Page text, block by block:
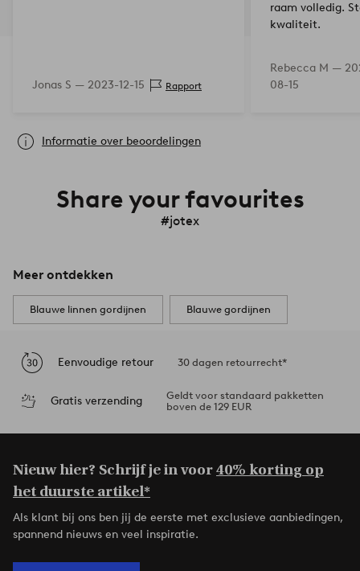
Jonas S — 2023-12-15 Rapport
raam volledig.
kwaliteit.
Rebecca M —
08-15
Informatie over beoordelingen
Share your favourites
#jotex
Meer ontdekken
Blauwe linnen gordijnen Blauwe gordijnen
Eenvoudige retour 30 dagen retourrecht*
Gratis verzending
Geldt voor standaard pakketten
boven de 129 EUR
Nieuw hier? Schrijf je in voor40% korting op
het duurste artikel*
Als klant bij ons ben jij de eerste met exclusieve aanbiedingen,
spannend nieuws en veel inspiratie.